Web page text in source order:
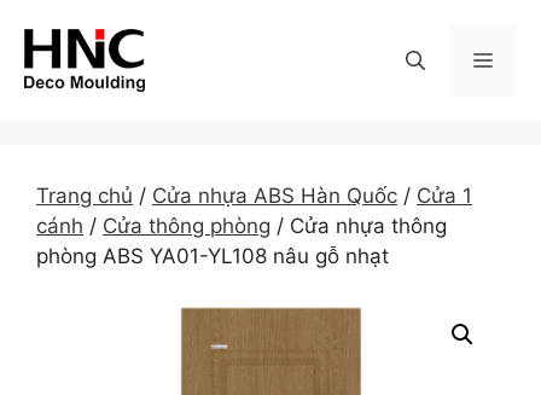
content
Trang chủ / Cửa nhựa ABS Hàn Quốc / Cửa 1
cánh / Cửa thông phòng / Cửa nhựa thông
phòng ABS YA01-YL108 nâu gỗ nhạt